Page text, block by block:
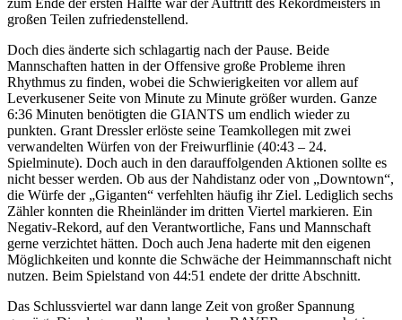
großen Teilen zufriedenstellend.
Doch dies änderte sich schlagartig nach der Pause. Beide
Mannschaften hatten in der Offensive große Probleme ihren
Rhythmus zu finden, wobei die Schwierigkeiten vor allem auf
Leverkusener Seite von Minute zu Minute größer wurden. Ganze
6:36 Minuten benötigten die GIANTS um endlich wieder zu
punkten. Grant Dressler erlöste seine Teamkollegen mit zwei
verwandelten Würfen von der Freiwurflinie (40:43 – 24.
Spielminute). Doch auch in den darauffolgenden Aktionen sollte es
nicht besser werden. Ob aus der Nahdistanz oder von „Downtown“,
die Würfe der „Giganten“ verfehlten häufig ihr Ziel. Lediglich sechs
Zähler konnten die Rheinländer im dritten Viertel markieren. Ein
Negativ-Rekord, auf den Verantwortliche, Fans und Mannschaft
gerne verzichtet hätten. Doch auch Jena haderte mit den eigenen
Möglichkeiten und konnte die Schwäche der Heimmannschaft nicht
nutzen. Beim Spielstand von 44:51 endete der dritte Abschnitt.
Das Schlussviertel war dann lange Zeit von großer Spannung